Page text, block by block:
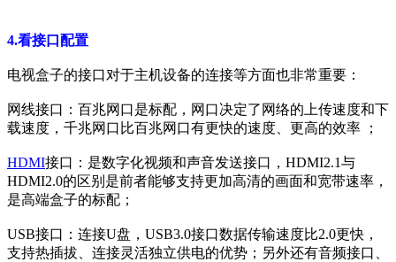
4.看接口配置
电视盒子的接口对于主机设备的连接等方面也非常重要：
网线接口：百兆网口是标配，网口决定了网络的上传速度和下
载速度，千兆网口比百兆网口有更快的速度、更高的效率 ；
HDMI接口：是数字化视频和声音发送接口，HDMI2.1与
HDMI2.0的区别是前者能够支持更加高清的画面和宽带速率，
是高端盒子的标配；
USB接口：连接U盘，USB3.0接口数据传输速度比2.0更快，
支持热插拔、连接灵活独立供电的优势；另外还有音频接口、